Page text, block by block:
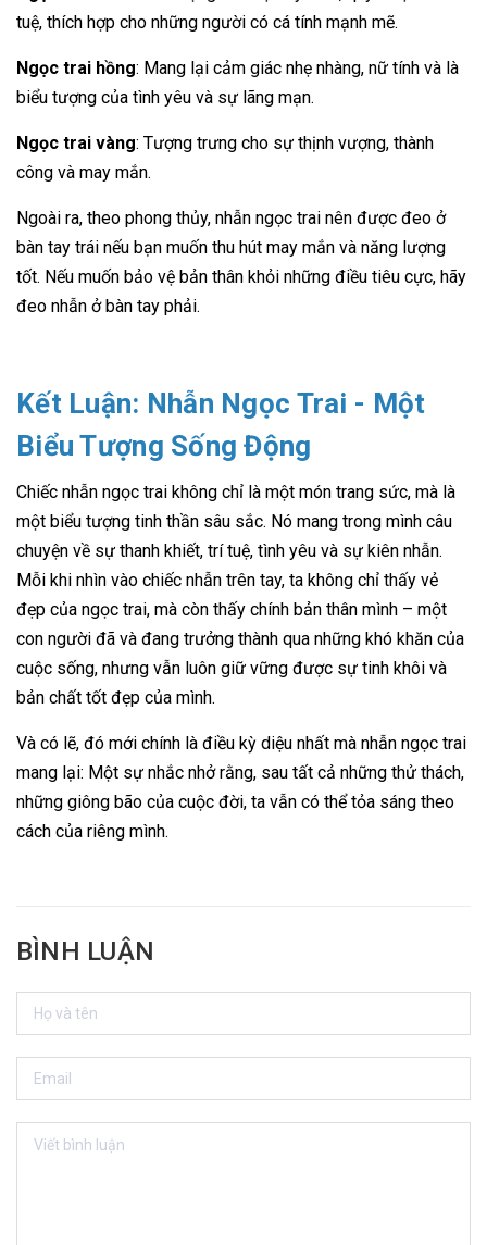
tuệ, thích hợp cho những người có cá tính mạnh mẽ.
Ngọc trai hồng: Mang lại cảm giác nhẹ nhàng, nữ tính và là
biểu tượng của tình yêu và sự lãng mạn.
Ngọc trai vàng: Tượng trưng cho sự thịnh vượng, thành
công và may mắn.
Ngoài ra, theo phong thủy, nhẫn ngọc trai nên được đeo ở
bàn tay trái nếu bạn muốn thu hút may mắn và năng lượng
tốt. Nếu muốn bảo vệ bản thân khỏi những điều tiêu cực, hãy
đeo nhẫn ở bàn tay phải.
Kết Luận: Nhẫn Ngọc Trai - Một
Biểu Tượng Sống Động
Chiếc nhẫn ngọc trai không chỉ là một món trang sức, mà là
một biểu tượng tinh thần sâu sắc. Nó mang trong mình câu
chuyện về sự thanh khiết, trí tuệ, tình yêu và sự kiên nhẫn.
Mỗi khi nhìn vào chiếc nhẫn trên tay, ta không chỉ thấy vẻ
đẹp của ngọc trai, mà còn thấy chính bản thân mình – một
con người đã và đang trưởng thành qua những khó khăn của
cuộc sống, nhưng vẫn luôn giữ vững được sự tinh khôi và
bản chất tốt đẹp của mình.
Và có lẽ, đó mới chính là điều kỳ diệu nhất mà nhẫn ngọc trai
mang lại: Một sự nhắc nhở rằng, sau tất cả những thử thách,
những giông bão của cuộc đời, ta vẫn có thể tỏa sáng theo
cách của riêng mình.
BÌNH LUẬN